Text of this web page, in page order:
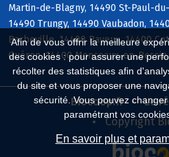
Afin de vous offrir la meilleure
des cookies : pour assurer une
récolter des statistiques afin
du site et vous proposer une
sécurité. Vous pouvez
paramétrant vos
En savoir plus et
Martin-de-Blagny, 14490 St-Paul-
14490 Trungy, 14490 Vaubadon,
Barbeville, 14400 Bayeux, 14400
Guéron, 14400 Monceaux-en-
Biocoop.fr
Le
Copyright